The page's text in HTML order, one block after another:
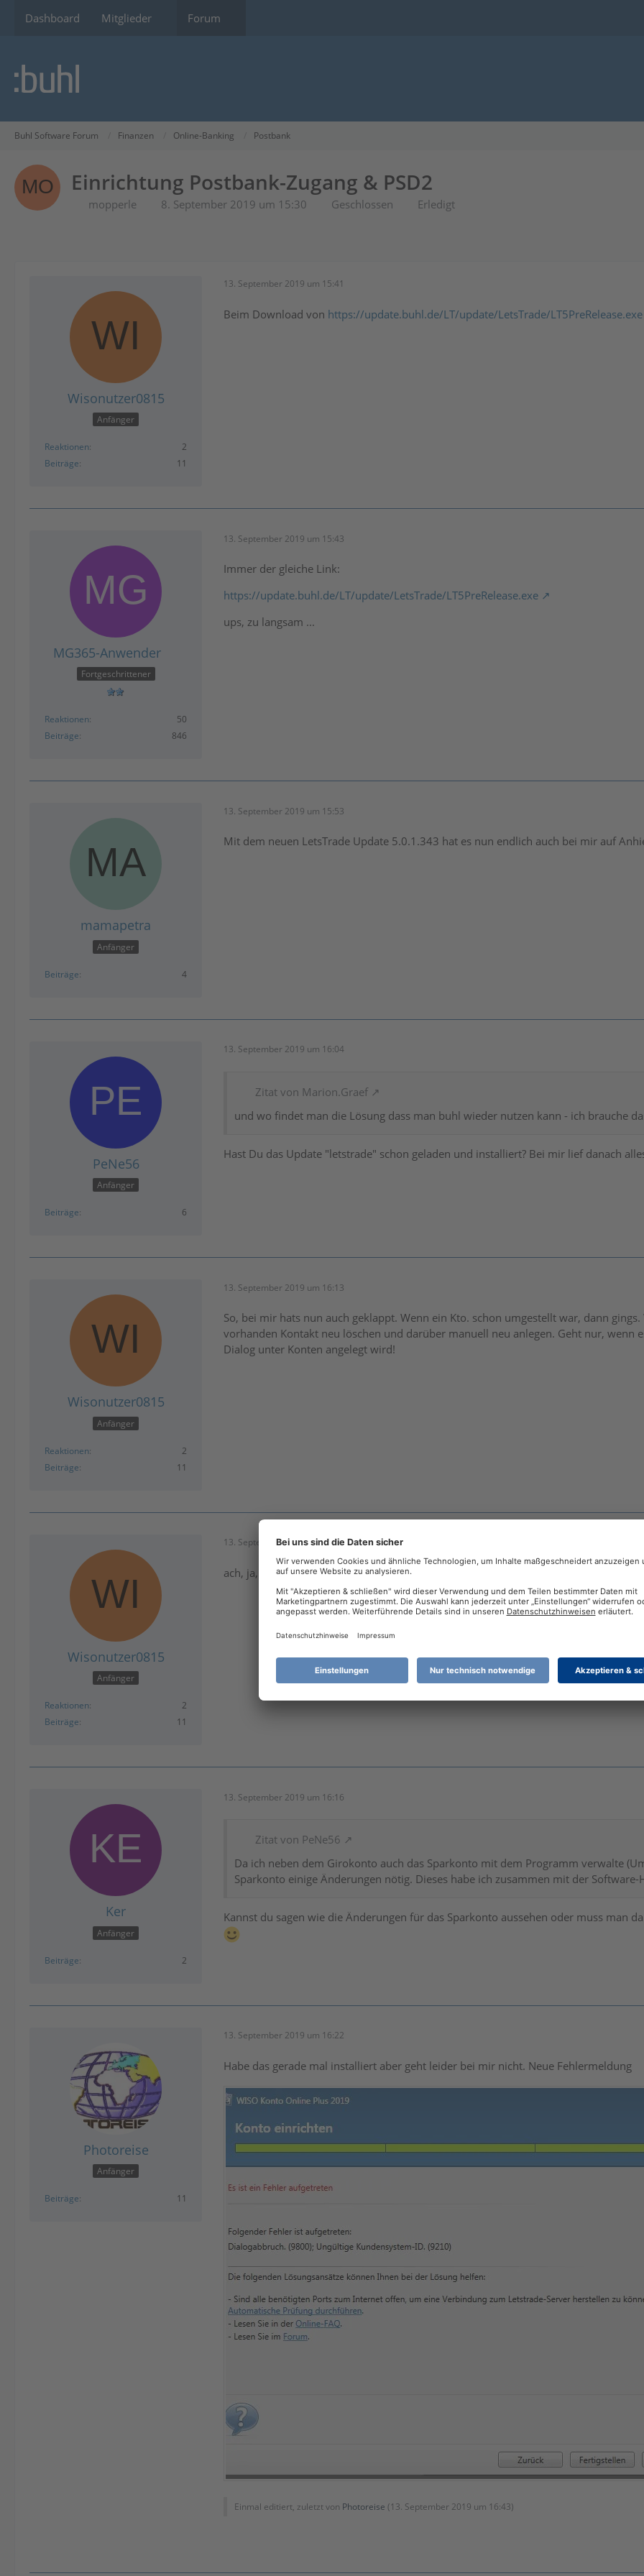
Dashboard Mitglieder Forum
Buhl Software Forum Finanzen Online-Banking Postbank
Einrichtung Postbank-Zugang & PSD2
mopperle 8. September 2019 um 15:30 Geschlossen Erledigt
Wisonutzer0815
Anfänger
Reaktionen
2
Beiträge
11
13. September 2019 um 15:41
Beim Download von https://update.buhl.de/LT/update/LetsTrade/LT5PreRelease.exe
MG365-Anwender
Fortgeschrittener
Reaktionen
50
Beiträge
846
13. September 2019 um 15:43
Immer der gleiche Link:
https://update.buhl.de/LT/update/LetsTrade/LT5PreRelease.exe
ups, zu langsam ...
mamapetra
Anfänger
Beiträge 4
13. September 2019 um 15:53
Mit dem neuen LetsTrade Update 5.0.1.343 hat es nun endlich auch bei mir auf
PeNe56
Anfänger
Beiträge 6
13. September 2019 um 16:04
Zitat von Marion.Graef
und wo findet man die Lösung dass man buhl wieder nutzen kann - ich brauche
Hast Du das Update "letstrade" schon geladen und installiert? Bei mir lief danach
Wisonutzer0815
Anfänger
Reaktionen
2
Beiträge
11
13. September 2019 um 16:13
So, bei mir hats nun auch geklappt. Wenn ein Kto. schon umgestellt war, dann
vorhanden Kontakt neu löschen und darüber manuell neu anlegen. Geht nur, wenn
Dialog unter Konten angelegt wird!
Wisonutzer0815
Anfänger
Reaktionen
2
Beiträge
11
13. September 2019 um 16:15
ach, ja, anschließend kontakt noch synchronisieren, das ist auch wichtig!
Ker
Anfänger
Beiträge 2
13. September 2019 um 16:16
Zitat von PeNe56
Da ich neben dem Girokonto auch das Sparkonto mit dem Programm verwalte
Sparkonto einige Änderungen nötig. Dieses habe ich zusammen mit der
Kannst du sagen wie die Änderungen für das Sparkonto aussehen oder muss man
Photoreise
Anfänger
Beiträge 11
13. September 2019 um 16:22
Habe das gerade mal installiert aber geht leider bei mir nicht. Neue Fehlermeldung
Einmal editiert, zuletzt von Photoreise (13. September 2019 um 16:43)